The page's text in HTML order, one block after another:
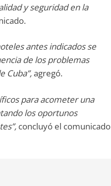
y seguridad en la
antes indicados se
de los problemas
Cuba”,agregó.
para acometer una
los oportunos
concluyó el comunicado